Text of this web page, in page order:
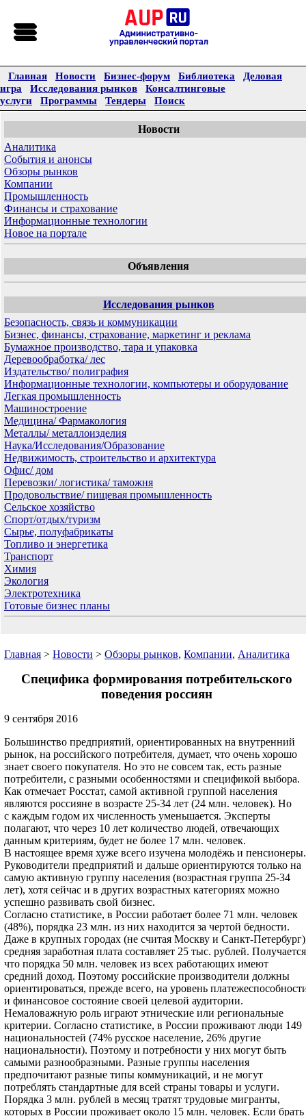
Главная Новости Бизнес-форум Библиотека
Деловая
игра
Исследования рынков
Консалтинговые
услуги
Программы Тендеры Поиск
Новости
Аналитика
События и анонсы
Обзоры рынков
Компании
Промышленность
Финансы и страхование
Информационные технологии
Новое на портале
Объявления
Исследования рынков
Безопасность, связь и коммуникации
Бизнес, финансы, страхование, маркетинг и реклама
Бумажное производство, тара и упаковка
Деревообработка/ лес
Издательство/ полиграфия
Информационные технологии, компьютеры и оборудование
Легкая промышленность
Машиностроение
Медицина/ Фармакология
Металлы/ металлоизделия
Наука/Исследования/Образование
Недвижимость, строительство и архитектура
Офис/ дом
Перевозки/ логистика/ таможня
Продовольствие/ пищевая промышленность
Сельское хозяйство
Спорт/отдых/туризм
Сырье, полуфабрикаты
Топливо и энергетика
Транспорт
Химия
Экология
Электротехника
Готовые бизнес планы
Главная > Новости > Обзоры рынков, Компании, Аналитика
Специфика формирования потребительского
поведения россиян
9 сентября 2016
Большинство предприятий, ориентированных на внутренний
рынок, на российского потребителя, думает, что очень хорошо
знает своего покупателя. Но это не совсем так, есть разные
потребители, с разными особенностями и спецификой выбора.
Как отмечает Росстат, самой активной группой населения
являются россияне в возрасте 25-34 лет (24 млн. человек). Но
с каждым годом их численность уменьшается. Эксперты
полагают, что через 10 лет количество людей, отвечающих
данным критериям, будет не более 17 млн. человек.
В настоящее время хуже всего изучена молодёжь и пенсионеры.
Руководители предприятий и дальше ориентируются только на
самую активную группу населения (возрастная группа 25-34
лет), хотя сейчас и в других возрастных категориях можно
успешно развивать свой бизнес.
Согласно статистике, в России работает более 71 млн. человек
(48%), порядка 23 млн. из них находится за чертой бедности.
Даже в крупных городах (не считая Москву и Санкт-
средняя заработная плата составляет 25 тыс. рублей.
что порядка 50 млн. человек из всех работающих имеют
средний доход. Поэтому российские производители должны
ориентироваться, прежде всего, на уровень
и финансовое состояние своей целевой аудитории.
Немаловажную роль играют этнические или региональные
критерии. Согласно статистике, в России проживают люди 149
национальностей (74% русское население, 26% другие
национальности). Поэтому и потребности у них могут быть
самыми разнообразными. Разные группы населения
предпочитают разные типы коммуникаций, и не могут
потреблять стандартные для всей страны товары и услуги.
Порядка 3 млн. рублей в месяц тратят трудовые мигранты,
которых в России проживает около 15 млн. человек. Если брать